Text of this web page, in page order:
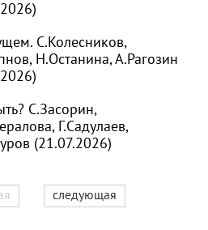
С.Колесников,
Н.Останина, А.Рагозин
С.Засорин,
Г.Садулаев,
(21.07.2026)
следующая